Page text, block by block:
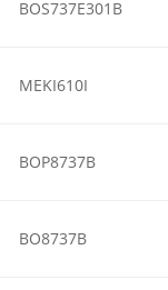
BOS737E301B
MEKI610I
BOP8737B
BO8737B